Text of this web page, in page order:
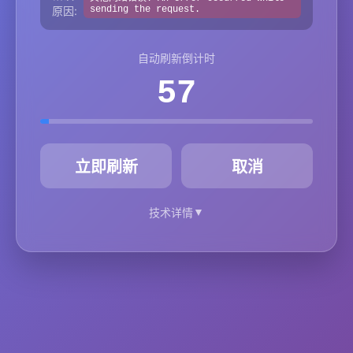
原因:
sending the request.
自动刷新倒计时
57
立即刷新 取消
技术详情▼